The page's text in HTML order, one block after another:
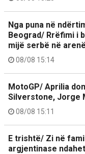
Nga puna në
Beograd/ Rrëfimi i
mijë serbë në
08/08 15:14
MotoGP/ Aprilia
Silverstone, Jorge
08/08 15:11
E trishtë/ Zi në
argjentinase